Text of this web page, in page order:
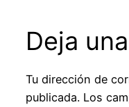
Deja
Tu dirección de
publicada. Los